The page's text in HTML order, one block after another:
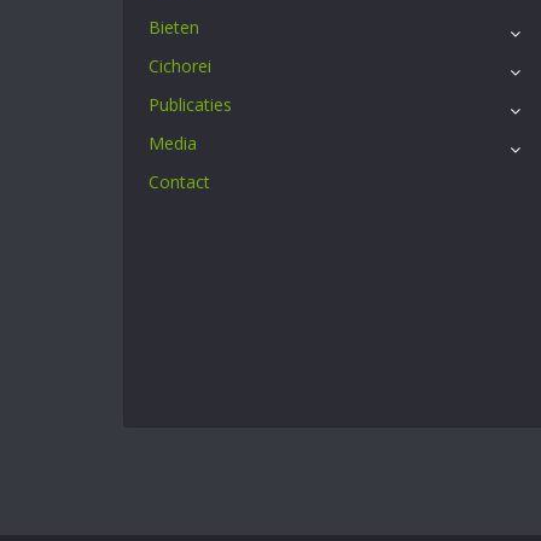
Bieten
Cichorei
Publicaties
Media
Contact